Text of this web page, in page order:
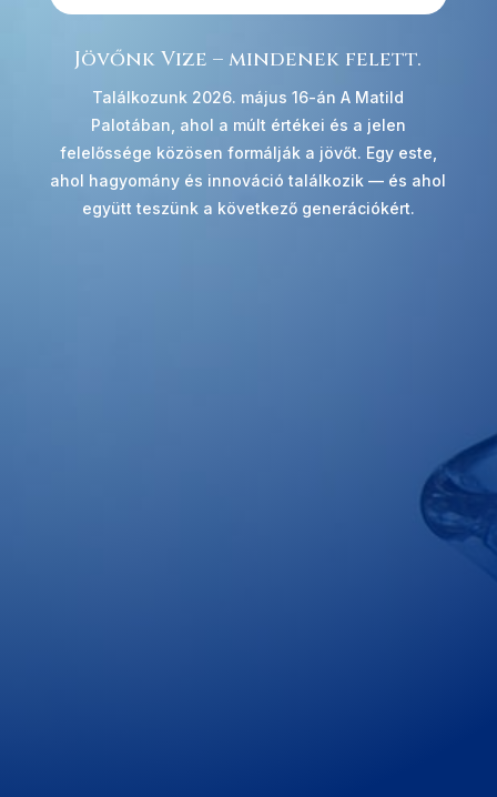
Jövőnk Vize – mindenek felett.
Találkozunk 2026. május 16-án A Matild
Palotában, ahol a múlt értékei és a jelen
felelőssége közösen formálják a jövőt. Egy este,
ahol hagyomány és innováció találkozik — és ahol
együtt teszünk a következő generációkért.